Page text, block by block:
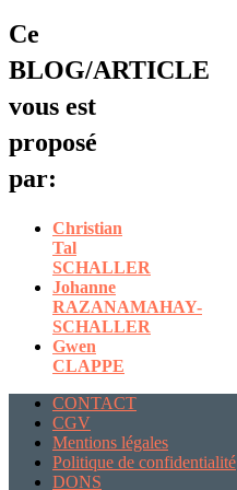
Ce
BLOG/ARTICLE
vous est
proposé
par:
Christian
Tal
SCHALLER
Johanne
RAZANAMAHAY-
SCHALLER
Gwen
CLAPPE
CONTACT
CGV
Mentions légales
Politique de confidentialité
DONS